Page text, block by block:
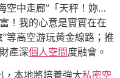
空中走廊”「天秤！妳…
！我的心意是實實在在
等高空游玩黃金線路；推
產深個人空間度融會。
本地將培養強大私密空